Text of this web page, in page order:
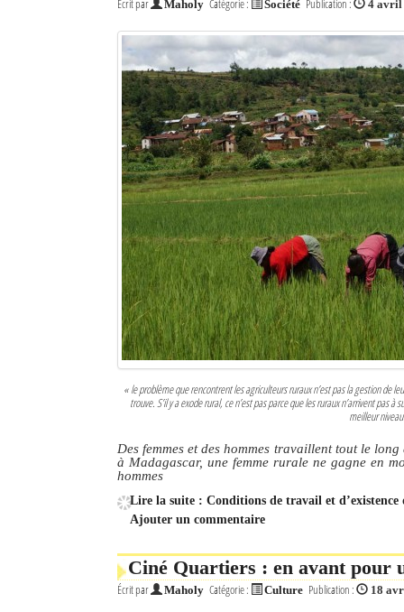
Écrit par Maholy Catégorie : Société Publication : 4 avril
« le problème que rencontrent les agriculteurs ruraux n’est pas la gestion de
trouve. S’il y a exode rural, ce n’est pas parce que les ruraux n’arrivent pas
meilleur
Des femmes et des hommes travaillent tout le
à Madagascar, une femme rurale ne gagne en
hommes
Lire la suite : Conditions de travail et
Ajouter un commentaire
Ciné Quartiers : en avant pour
Écrit par Maholy Catégorie : Culture Publication : 18